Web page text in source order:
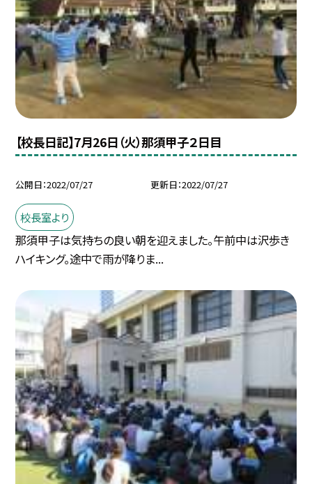
【校長日記】7月26日（火）那須甲子２日目
公開日 2022/07/27 更新日 2022/07/27
校長室より
那須甲子は気持ちの良い朝を迎えました。午前中は沢歩き
ハイキング。途中で雨が降りま...